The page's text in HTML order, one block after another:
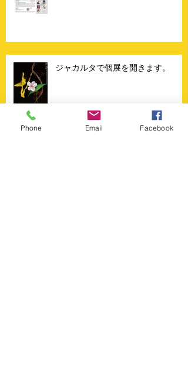
ジャカルタで個展を開きます。
Phone Email Facebook